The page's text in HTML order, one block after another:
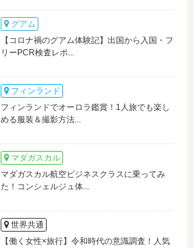
グアム
【コロナ禍のグアム体験記】出国から入国・フ
リーPCR検査レポ...
フィンランド
フィンランドでオーロラ鑑賞！1人旅でも楽し
める服装＆撮影方法...
マダガスカル
マダガスカル航空ビジネスクラスに乗ってみ
た！コンシェルジュ体...
世界共通
【働く女性×旅行】令和時代の意識調査！人気